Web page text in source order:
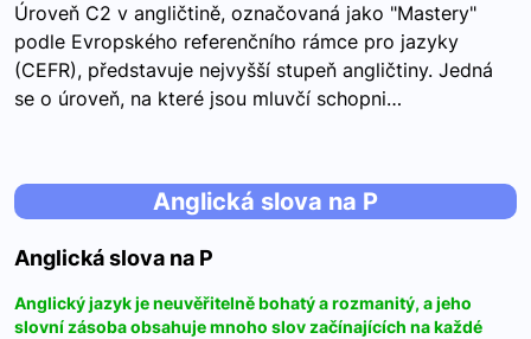
Úroveň C2 v angličtině, označovaná jako "Mastery"
podle Evropského referenčního rámce pro jazyky
(CEFR), představuje nejvyšší stupeň angličtiny. Jedná
se o úroveň, na které jsou mluvčí schopni…
Anglická slova na P
Anglická slova na P
Anglický jazyk je neuvěřitelně bohatý a rozmanitý, a jeho
slovní zásoba obsahuje mnoho slov začínajících na každé